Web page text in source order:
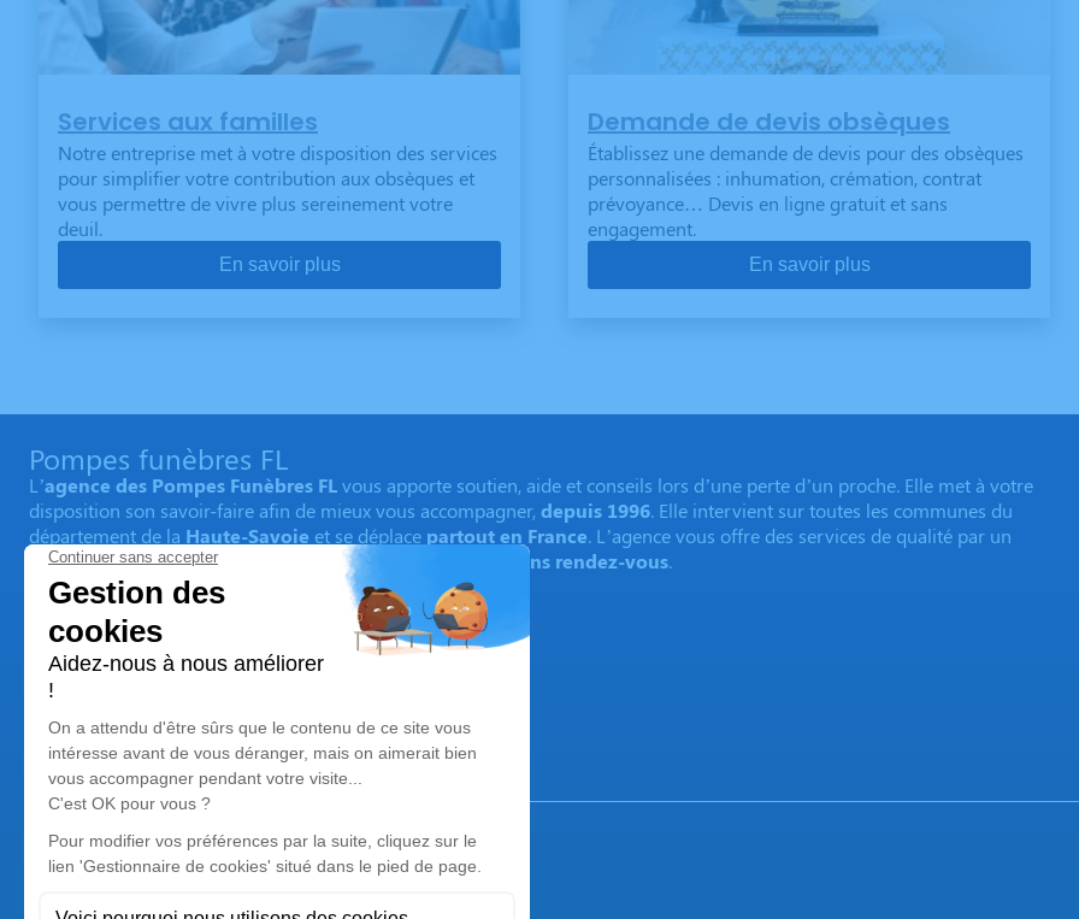
Services aux familles
Notre entreprise met à votre disposition des services
pour simplifier votre contribution aux obsèques et
vous permettre de vivre plus sereinement votre
deuil.
En savoir plus
Demande de devis obsèques
Établissez une demande de devis pour des obsèques
personnalisées : inhumation, crémation, contrat
prévoyance… Devis en ligne gratuit et sans
engagement.
En savoir plus
Pompes funèbres FL
L’agence des Pompes Funèbres FLvous apporte soutien, aide et conseils lors d’une perte d’un proche. Elle met à votre
disposition son savoir-faire afin de mieux vous accompagner, depuis 1996. Elle intervient sur toutes les communes du
département de la Haute-Savoie et se déplace partout en France. L’agence vous offre des services de qualité par un
accompagnement personnalisé 24h/24 et 7jrs/7
avec ou sans rendez-vous.
Notre agence
Pompes funèbres FL
04 50 57 52 06
contact@pompesfunebresfl.fr
1204 Route de Genève - 74150 - Vallières-sur-Fier